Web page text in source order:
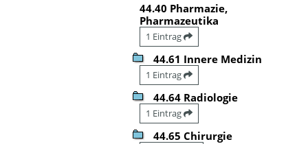
44.40 Pharmazie,
Pharmazeutika
1 Eintrag
44.61 Innere Medizin
1 Eintrag
44.64 Radiologie
1 Eintrag
44.65 Chirurgie